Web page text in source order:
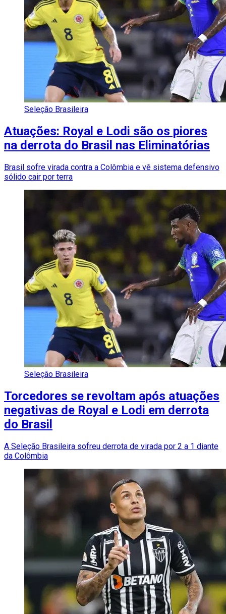
Seleção Brasileira
Atuações: Royal e Lodi são os piores
na derrota do Brasil nas Eliminatórias
Brasil sofre virada contra a Colômbia e vê sistema defensivo
sólido cair por terra
Seleção Brasileira
Torcedores se revoltam após atuações
negativas de Royal e Lodi em derrota
do Brasil
A Seleção Brasileira sofreu derrota de virada por 2 a 1 diante
da Colômbia